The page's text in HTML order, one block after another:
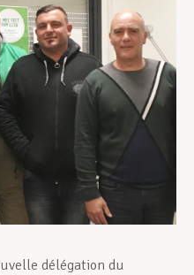
délégation du